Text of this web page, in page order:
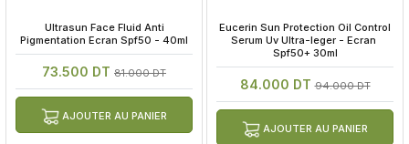
Ultrasun Face Fluid Anti
Pigmentation Ecran Spf50 - 40ml
73.500 DT 81.000 DT
AJOUTER AU PANIER
Eucerin Sun Protection Oil Control
Serum Uv Ultra-leger - Ecran
Spf50+ 30ml
84.000 DT94.000 DT
AJOUTER AU PANIER